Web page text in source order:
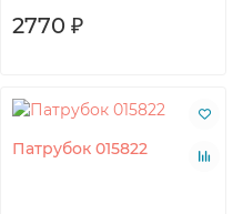
2770 ₽
Патрубок 015822